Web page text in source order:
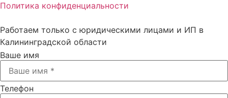
Политика конфиденциальности
Работаем только с юридическими лицами и ИП в
Калининградской области
Ваше имя
Телефон